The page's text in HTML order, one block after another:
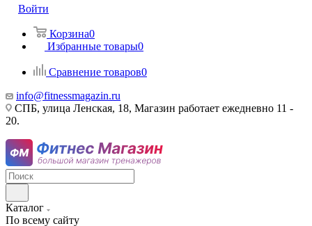
Войти
Корзина0
Избранные товары0
Сравнение товаров0
info@fitnessmagazin.ru
СПБ, улица Ленская, 18, Магазин работает ежедневно 11 -
20.
Каталог
По всему сайту